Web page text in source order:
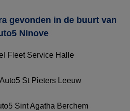
gevonden in de buurt van
Ninove
Fleet Service Halle
St Pieters Leeuw
Sint Agatha Berchem